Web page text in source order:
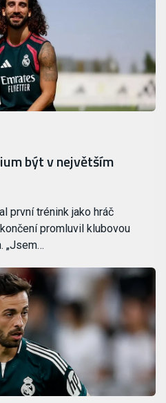
být v největším
první trénink jako hráč
promluvil klubovou
„Jsem…